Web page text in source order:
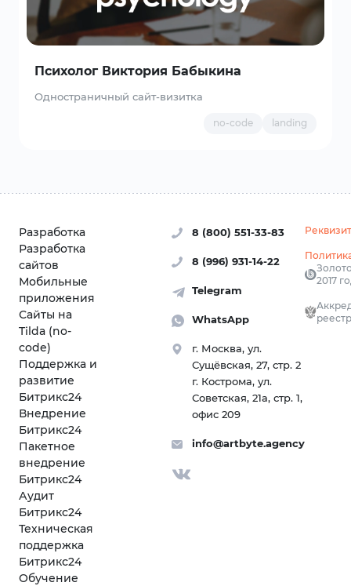
Психолог Виктория Бабыкина
Одностраничный сайт-визитка
landing
no-code
2017
Разработка
Разработка
сайтов
Мобильные
приложения
Сайты на
Tilda (no-
code)
Поддержка и
развитие
Битрикс24
Внедрение
Битрикс24
Пакетное
внедрение
Битрикс24
Аудит
Битрикс24
Техническая
поддержка
Битрикс24
Обучение
8 (800) 551-33-83
8 (996) 931-14-22
Telegram
WhatsApp
г. Москва, ул.
Сущёвская, 27, стр. 2
г. Кострома, ул.
Советская, 21а, стр. 1,
офис 209
info@artbyte.agency